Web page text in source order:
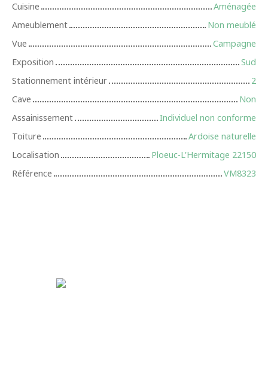
Cuisine
Aménagée
Ameublement
Non meublé
Vue
Campagne
Exposition
Sud
Stationnement intérieur
2
Cave
Non
Assainissement
Individuel non conforme
Toiture
Ardoise naturelle
Localisation
Ploeuc-L'Hermitage 22150
Référence
VM8323